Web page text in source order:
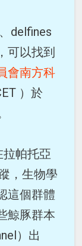
delfines
可以找到
會南方科
）於
拉帕托亞
，生物學
這個群體
鯨豚群本
）出